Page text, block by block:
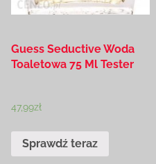
Guess Seductive Woda
Toaletowa 75 Ml Tester
47,99zł
Sprawdź teraz